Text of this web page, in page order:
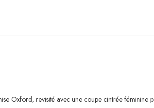
Oxford, revisité avec une coupe cintrée féminine